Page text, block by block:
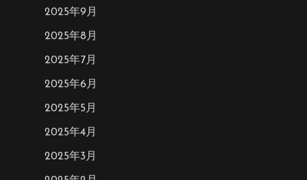
2025年9月
2025年8月
2025年7月
2025年6月
2025年5月
2025年4月
2025年3月